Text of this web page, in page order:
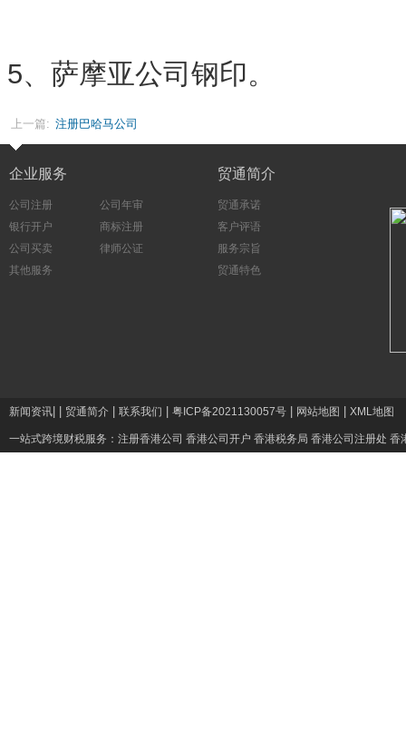
5、萨摩亚公司钢印。
上一篇: 注册巴哈马公司
企业服务
公司注册
公司年审
银行开户
商标注册
公司买卖
律师公证
其他服务
贸通简介
贸通承诺
客户评语
服务宗旨
贸通特色
新闻资讯 贸通简介 联系我们 粤ICP备2021130057号 网站地图 XML地图
一站式跨境财税服务： 注册香港公司 香港公司开户 香港税务局 香港公司注册处 香